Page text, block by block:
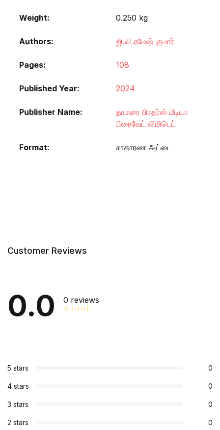
Weight 0.250 kg
Authors ஜி.வி.ரமேஷ் குமார்
Pages 108
Published Year 2024
Publisher Name
தாமரை பிரதர்ஸ் மீடியா
பிரைவேட் லிமிடெட்
Format சாதாரண அட்டை
Customer Reviews
0.0 0 reviews
5 stars 0
4 stars 0
3 stars 0
2 stars 0